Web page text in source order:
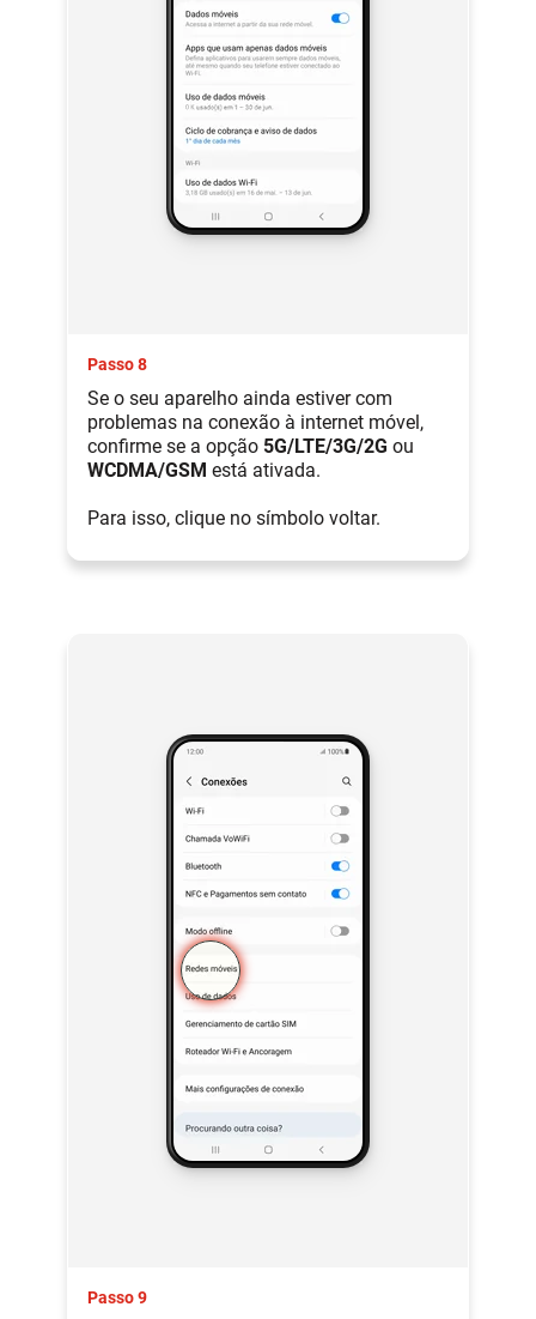
Passo 8
Se o seu aparelho ainda estiver com
problemas na conexão à internet móvel,
confirme se a opção 5G/LTE/3G/2G ou
WCDMA/GSM está ativada.
Para isso, clique no símbolo voltar.
Passo 9